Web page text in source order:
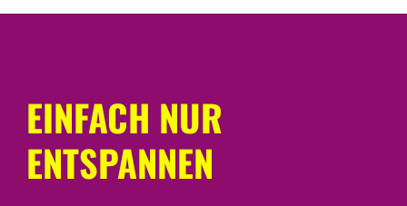
EINFACH NUR
ENTSPANNEN